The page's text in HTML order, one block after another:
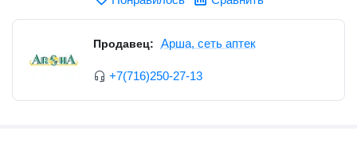
Продавец: Арша, сеть аптек
+7(716)250-27-13